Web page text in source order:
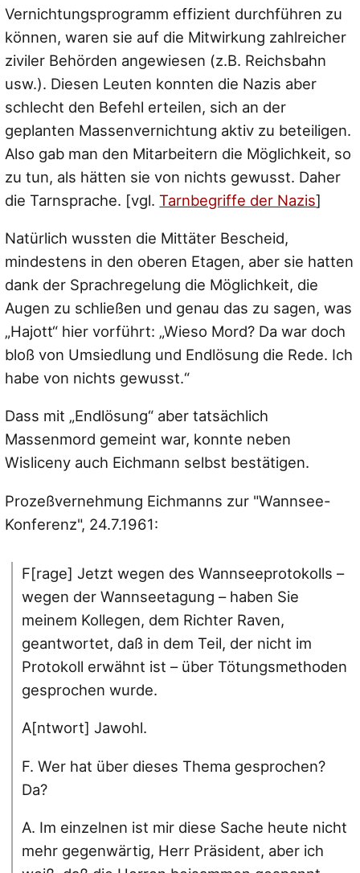
Vernichtungsprogramm effizient durchführen zu
können, waren sie auf die Mitwirkung zahlreicher
ziviler Behörden angewiesen (z.B. Reichsbahn
usw.). Diesen Leuten konnten die Nazis aber
schlecht den Befehl erteilen, sich an der
geplanten Massenvernichtung aktiv zu beteiligen.
Also gab man den Mitarbeitern die Möglichkeit, so
zu tun, als hätten sie von nichts gewusst. Daher
die Tarnsprache. [vgl.Tarnbegriffe der Nazis]
Natürlich wussten die Mittäter Bescheid,
mindestens in den oberen Etagen, aber sie hatten
dank der Sprachregelung die Möglichkeit, die
Augen zu schließen und genau das zu sagen, was
„Hajott“ hier vorführt: „Wieso Mord? Da war doch
bloß von Umsiedlung und Endlösung die Rede. Ich
habe von nichts gewusst.“
Dass mit „Endlösung“ aber tatsächlich
Massenmord gemeint war, konnte neben
Wisliceny auch Eichmann selbst bestätigen.
Prozeßvernehmung Eichmanns zur "Wannsee-
Konferenz", 24.7.1961:
F[rage] Jetzt wegen des Wannseeprotokolls –
wegen der Wannseetagung – haben Sie
meinem Kollegen, dem Richter Raven,
geantwortet, daß in dem Teil, der nicht im
Protokoll erwähnt ist – über Tötungsmethoden
gesprochen wurde.
A[ntwort] Jawohl.
F. Wer hat über dieses Thema gesprochen?
Da?
A. Im einzelnen ist mir diese Sache heute nicht
mehr gegenwärtig, Herr Präsident, aber ich